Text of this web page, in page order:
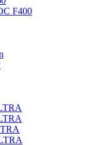
F400